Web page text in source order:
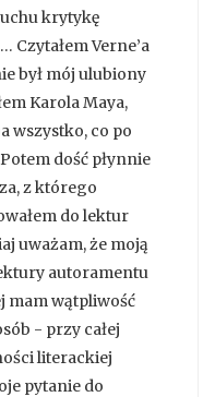
krytykę
Verne’a
był mój ulubiony
Karola Maya,
wszystko, co po
dość płynnie
z którego
do lektur
uważam, że moją
autoramentu
mam wątpliwość
- przy całej
literackiej
pytanie do